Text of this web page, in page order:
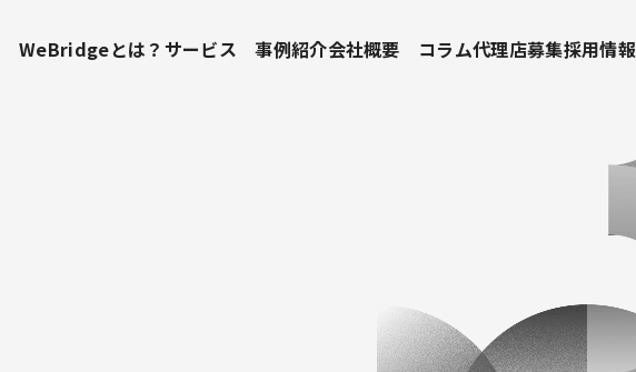
WeBridgeとは？ サービス 事例紹介会社概要 コラム代理店募集採用情報